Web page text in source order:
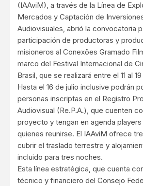
(IAAviM), a través de la Línea de
Mercados y Captación de
Audiovisuales, abrió la convocatoria
participación de productoras y
misioneros al Conexões Gramado
marco del Festival Internacional de
Brasil, que se realizará entre el 11 al
Hasta el 16 de julio inclusive podrán
personas inscriptas en el Registro
Audiovisual (Re.P.A.), que cuenten
proyecto y tengan en agenda
quienes reunirse. El IAAviM ofrece
cubrir el traslado terrestre y
incluido para tres noches.
Esta línea estratégica, que cuenta
técnico y financiero del Consejo